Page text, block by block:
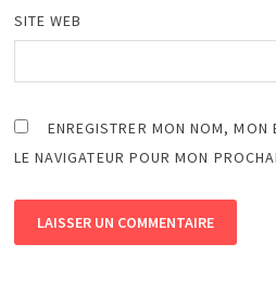
SITE WEB
ENREGISTRER MON NOM, MON
LE NAVIGATEUR POUR MON